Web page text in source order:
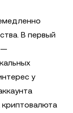
В первый
—
у